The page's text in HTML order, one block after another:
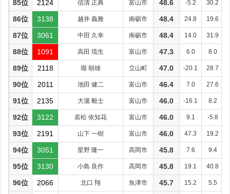
85位 2124 信清 正典 富山市 48.6 -5.2 30.2
86位 3138 越井 義雅 南砺市 48.4 24.8 19.6
87位 3061 中田 久幸 南砺市 48.4 14.0 31.9
88位 1091 高田 琉生 富山市 47.3 6.0 8.0
89位 2118 堀 朝雄 立山町 47.0 -20.1 28.7
90位 2011 池田 健二 富山市 46.4 7.0 27.6
91位 2135 大瀧 毅士 富山市 46.0 -16.1 8.2
92位 3122 若松 依知花 富山市 46.0 9.1 -5.8
93位 2191 山下 一樹 富山市 46.0 47.3 19.2
94位 3051 星野 隆一 高岡市 45.8 7.6 9.4
95位 3130 小島 良作 高岡市 45.8 19.1 40.8
96位 2066 北口 翔 魚津市 45.7 15.2 5.5